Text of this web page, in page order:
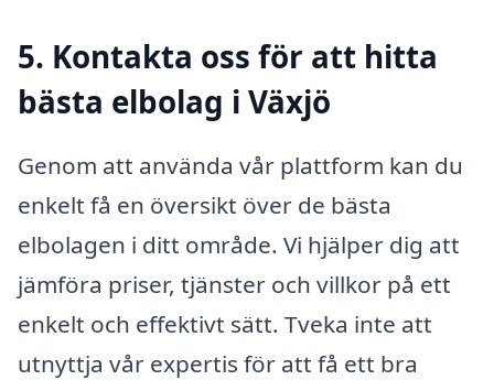
5. Kontakta oss för att hitta
bästa elbolag i Växjö
Genom att använda vår plattform kan du
enkelt få en översikt över de bästa
elbolagen i ditt område. Vi hjälper dig att
jämföra priser, tjänster och villkor på ett
enkelt och effektivt sätt. Tveka inte att
utnyttja vår expertis för att få ett bra